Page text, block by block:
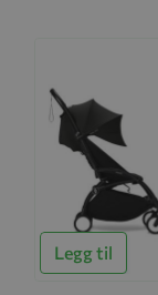
Legg til